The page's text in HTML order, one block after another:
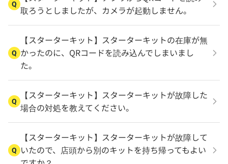
Q 取ろうとしましたが、カメラが起動しません。
Q
【スターターキット】スターターキットの在庫が無
かったのに、QRコードを読み込んでしまいまし
た。
Q
【スターターキット】スターターキットが故障した
場合の対処を教えてください。
Q
【スターターキット】スターターキットが故障して
いたので、店頭から別のキットを持ち帰ってもよい